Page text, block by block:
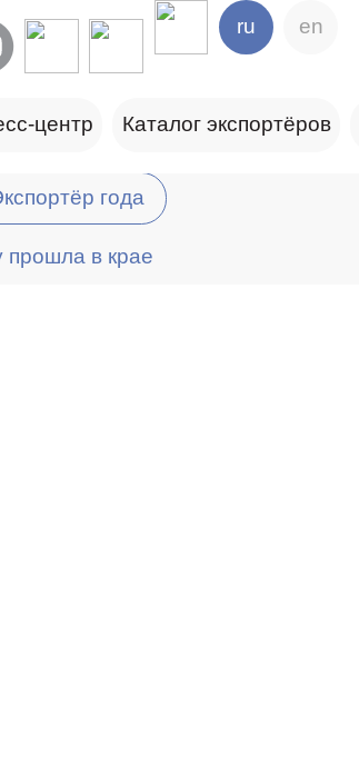
ru en
центр Каталог экспортёров
года
прошла в крае